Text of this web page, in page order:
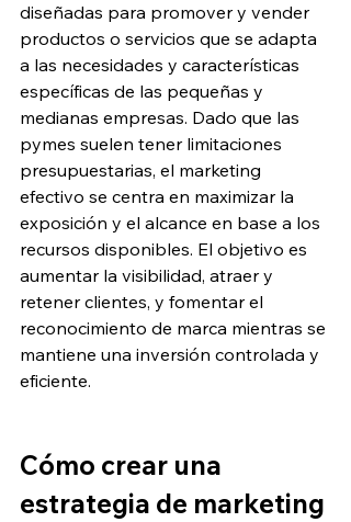
diseñadas para promover y vender
productos o servicios que se adapta
a las necesidades y características
específicas de las pequeñas y
medianas empresas. Dado que las
pymes suelen tener limitaciones
presupuestarias, el marketing
efectivo se centra en maximizar la
exposición y el alcance en base a los
recursos disponibles. El objetivo es
aumentar la visibilidad, atraer y
retener clientes, y fomentar el
reconocimiento de marca mientras se
mantiene una inversión controlada y
eficiente.
Cómo crear una
estrategia de marketing